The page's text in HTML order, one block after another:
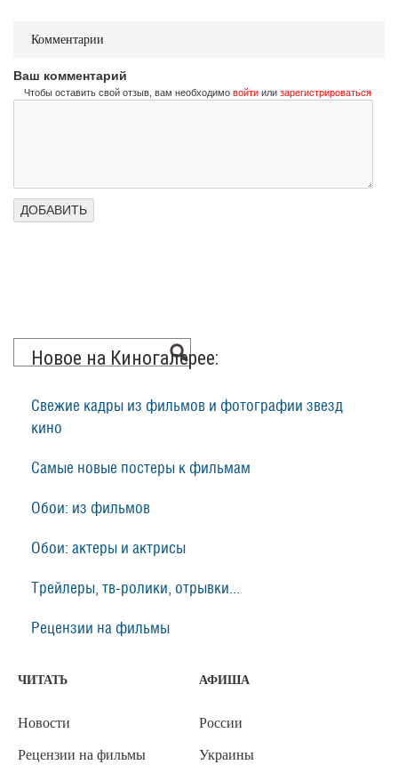
Комментарии
Ваш комментарий
Чтобы оставить свой отзыв, вам необходимо войти или зарегистрироваться
Новое на Киногалерее:
Свежие кадры из фильмов и фотографии звезд
кино
Самые новые постеры к фильмам
Обои: из фильмов
Обои: актеры и актрисы
Трейлеры, тв-ролики, отрывки...
Рецензии на фильмы
ЧИТАТЬ
Новости
Рецензии на фильмы
АФИША
России
Украины